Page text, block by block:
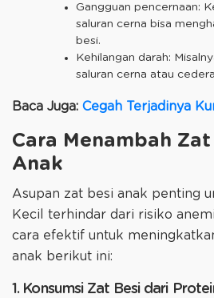
Gangguan pencernaan:
saluran cerna bisa
besi.
Kehilangan darah:
saluran cerna atau
Baca Juga: Cegah Terjadinya
Cara Menambah
Anak
Asupan zat besi anak penting
Kecil terhindar dari risiko
cara efektif untuk
anak berikut ini:
1. Konsumsi Zat Besi dari